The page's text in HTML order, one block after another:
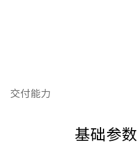
交付能力
基础参数